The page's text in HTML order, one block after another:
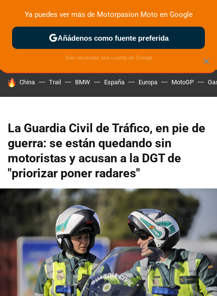
ZONA DE PRUEBAS DEPORTIVAS MOTOS ELÉCTRICAS
HOY SE HABLA DE
China Trail BMW España Europa MotoGP
La Guardia Civil de Tráfico, en pie de
guerra: se están quedando sin
motoristas y acusan a la DGT de
"priorizar poner radares"
×
Ya puedes ver más de Motorpasion Moto en Google
Añádenos como fuente preferida
Solo necesitas una cuenta de Google